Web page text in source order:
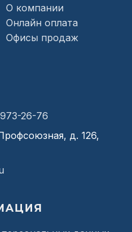
О компании
Онлайн оплата
Офисы продаж
26-76
д. 126,